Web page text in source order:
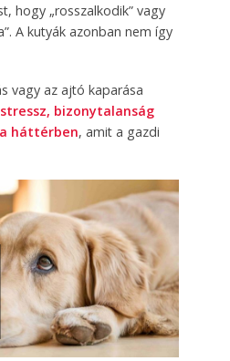
hogy „rosszalkodik” vagy
A kutyák azonban nem így
vagy az ajtó kaparása
stressz, bizonytalanság
háttérben, amit a gazdi